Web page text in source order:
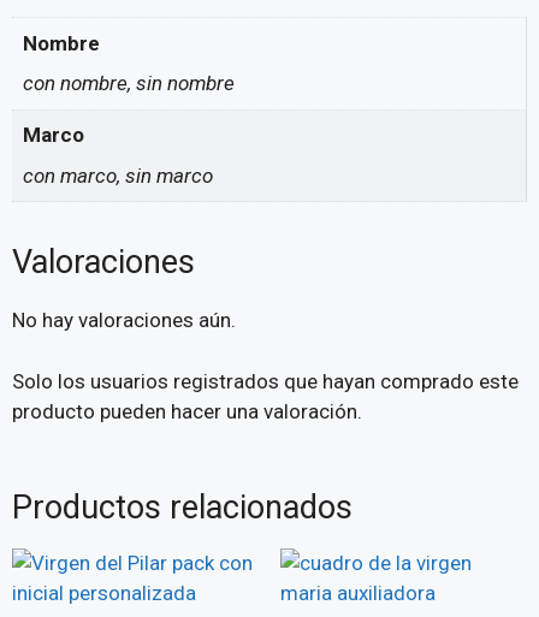
Nombre
con nombre, sin nombre
Marco
con marco, sin marco
Valoraciones
No hay valoraciones aún.
Solo los usuarios registrados que hayan comprado este
producto pueden hacer una valoración.
Productos relacionados